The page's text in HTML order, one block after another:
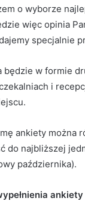
o wyborze
więc opinia
specjalnie
będzie w formie
i
ankiety można
do najbliższej
października).